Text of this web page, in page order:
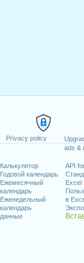
Privacy policy
ads &
Калькулятор
Годовой календарь
Ежемесячный
календарь
Еженедельный
календарь
данные
API
Excel
в